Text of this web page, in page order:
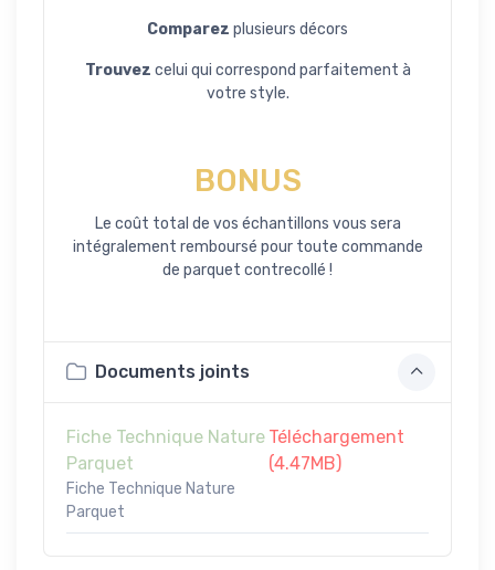
Comparez plusieurs décors
Trouvez celui qui correspond parfaitement à
votre style.
BONUS
Le coût total de vos échantillons vous sera
intégralement remboursé pour toute commande
de parquet contrecollé !
Documents joints
Fiche Technique Nature
Parquet
Fiche Technique Nature
Parquet
Téléchargement
(4.47MB)